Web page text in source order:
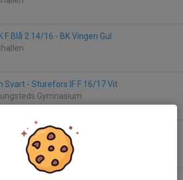
F Blå 2 14/16 - BK Vingen Gul
Svart - Sturefors IF F 16/17 Vit
Gymnasium
17/18 - BK Vingen Svart
Gymnasium